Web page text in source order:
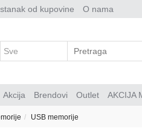
od kupovine O nama
Akcija Brendovi Outlet AKCIJA
USB memorije